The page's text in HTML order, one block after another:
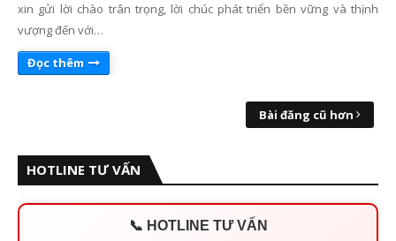
xin gửi lời chào trân trọng, lời chúc phát triển bền vững và thịnh
vượng đến với…
Đọc thêm
Bài đăng cũ hơn
HOTLINE TƯ VẤN
📞 HOTLINE TƯ VẤN